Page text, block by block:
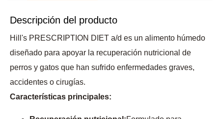
Descripción del producto
Hill's PRESCRIPTION DIET a/d es un alimento húmedo
diseñado para apoyar la recuperación nutricional de
perros y gatos que han sufrido enfermedades graves,
accidentes o cirugías.
Características principales: